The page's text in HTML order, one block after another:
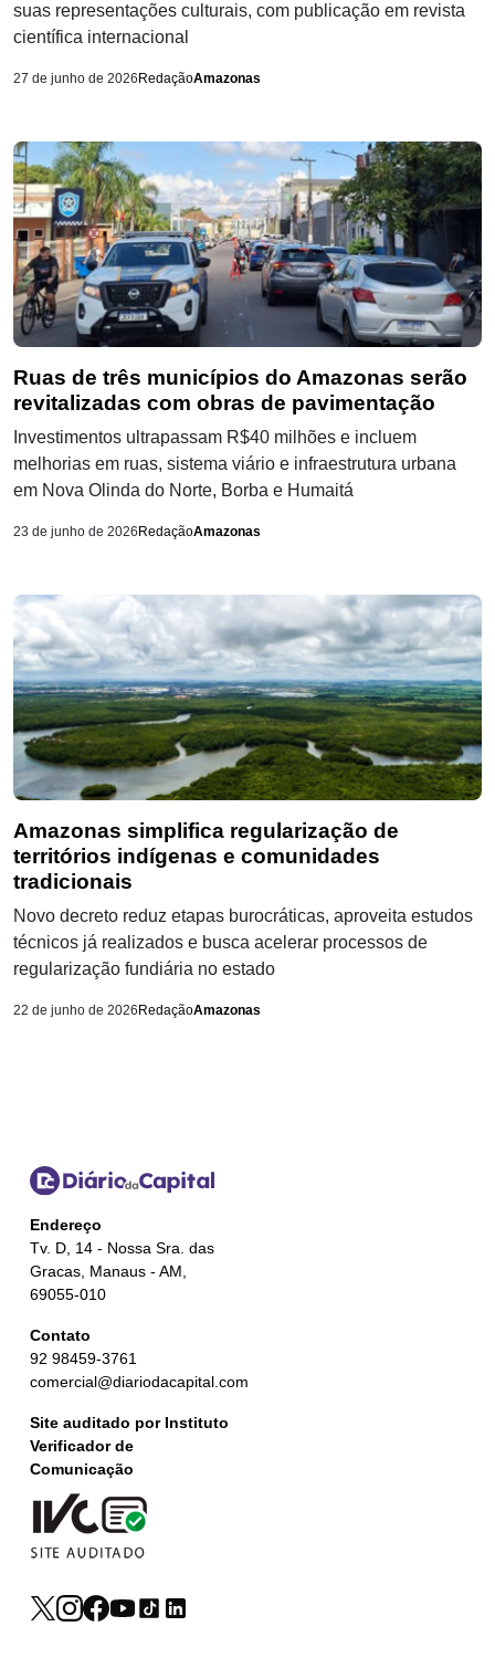
suas representações culturais, com publicação em revista
científica internacional
27 de junho de 2026 RedaçãoAmazonas
Ruas de três municípios do Amazonas serão
revitalizadas com obras de pavimentação
Investimentos ultrapassam R$40 milhões e incluem
melhorias em ruas, sistema viário e infraestrutura urbana
em Nova Olinda do Norte, Borba e Humaitá
23 de junho de 2026 RedaçãoAmazonas
Amazonas simplifica regularização de
territórios indígenas e comunidades
tradicionais
Novo decreto reduz etapas burocráticas, aproveita estudos
técnicos já realizados e busca acelerar processos de
regularização fundiária no estado
22 de junho de 2026 RedaçãoAmazonas
Endereço
Tv. D, 14 - Nossa Sra. das
Gracas, Manaus - AM,
69055-010
Contato
92 98459-3761
comercial@diariodacapital.com
Site auditado por Instituto
Verificador de
Comunicação